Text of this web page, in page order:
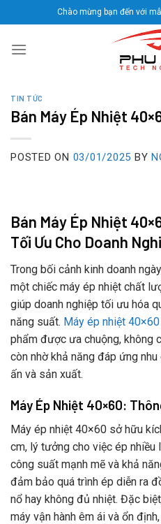
to
content
Chào mừng bạn đến với
TIN TỨC
Bán Máy Ép Nhiệt
POSTED ON 03/01/2025 BY
Bán Máy Ép Nhiệt
Tối Ưu Cho Doanh
Trong bối cảnh kinh doanh
một chiếc máy ép nhiệt chất
giúp doanh nghiệp tối ưu hóa
năng suất. Máy ép nhiệt 40×60
phẩm được ưa chuộng, không
còn nhờ khả năng đáp ứng
ấn và sản xuất.
Máy Ép Nhiệt 40×60:
Máy ép nhiệt 40×60 sở hữu
cm, lý tưởng cho việc ép nhiều
công suất mạnh mẽ và khả
đảm bảo quá trình ép diễn ra
nổ hay không đủ nhiệt. Đặc
máy vận hành êm ái và ổn